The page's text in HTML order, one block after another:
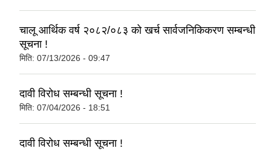
चालू आर्थिक वर्ष २०८२/०८३ को खर्च सार्वजनिकिकरण सम्बन्धी
सूचना !
मिति: 07/13/2026 - 09:47
दावी विरोध सम्बन्धी सूचना !
मिति: 07/04/2026 - 18:51
दावी विरोध सम्बन्धी सूचना !